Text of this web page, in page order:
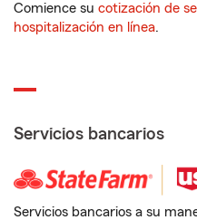
Comience su cotización de
hospitalización en línea.
Servicios bancarios
Servicios bancarios a su